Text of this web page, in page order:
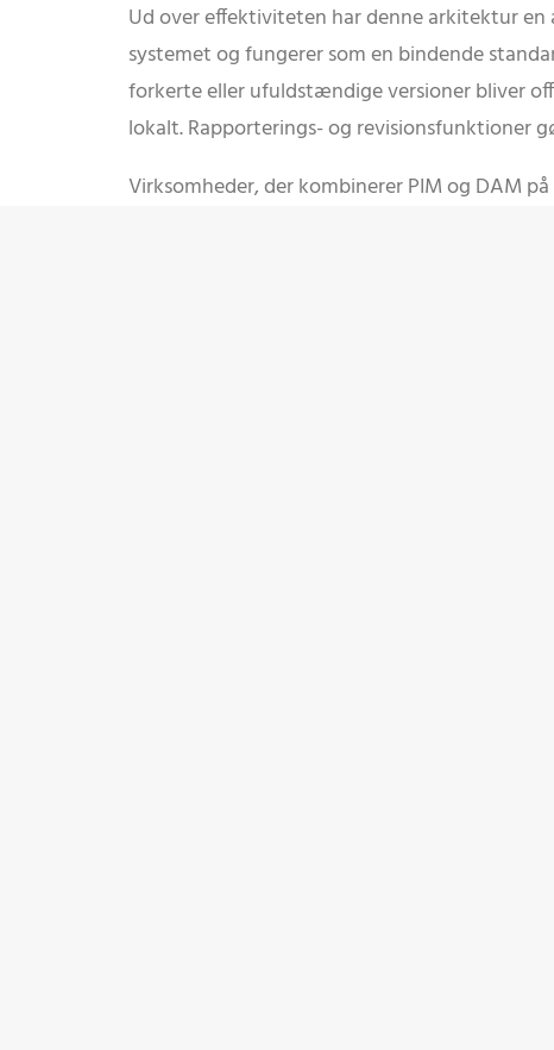
Ud over effektiviteten har denne arkitektur
systemet og fungerer som en bindende
forkerte eller ufuldstændige versioner bliver
lokalt. Rapporterings- og revisionsfunktioner
Virksomheder, der kombinerer PIM og DAM